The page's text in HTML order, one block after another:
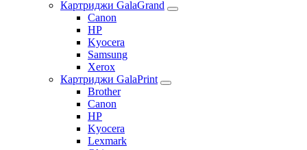
Картриджи GalaGrand
Canon
HP
Kyocera
Samsung
Xerox
Картриджи GalaPrint
Brother
Canon
HP
Kyocera
Lexmark